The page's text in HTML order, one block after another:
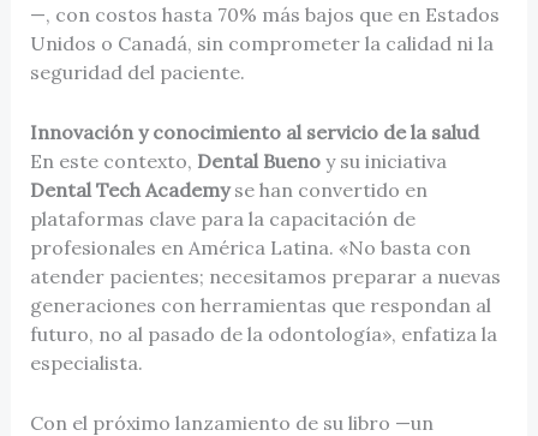
—, con costos hasta 70% más bajos que en Estados
Unidos o Canadá, sin comprometer la calidad ni la
seguridad del paciente.
Innovación y conocimiento al servicio de la salud
En este contexto, Dental Buenoy su iniciativa
Dental Tech Academyse han convertido en
plataformas clave para la capacitación de
profesionales en América Latina. «No basta con
atender pacientes; necesitamos preparar a nuevas
generaciones con herramientas que respondan al
futuro, no al pasado de la odontología», enfatiza la
especialista.
Con el próximo lanzamiento de su libro —un